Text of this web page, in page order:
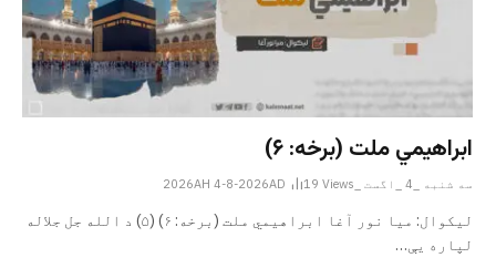
ابراهيمي ملت (برخه: ۶)
سه شنبه _4 _اگست _2026AH 4-8-2026AD 19 Views
ليکوال: میا نور آغا ابراهيمي ملت (برخه: ۶) (۵) د الله جل جلاله
لپاره یې…